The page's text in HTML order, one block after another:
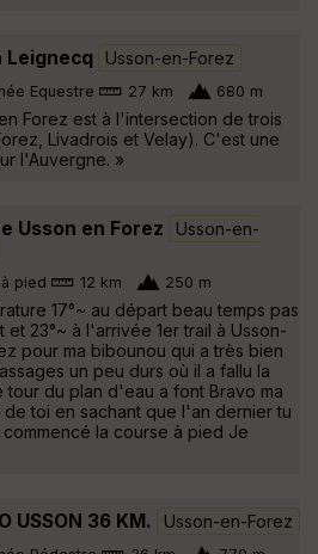
Leignecq Usson-en-Forez
Equestre 27 km 680 m
Forez est à l'intersection de trois
Livadrois et Velay). C'est une
l'Auvergne. »
Usson en Forez
Usson-en-
pied 12 km 250 m
17°~ au départ beau temps pas
et 23°~ à l'arrivée 1er trail à Usson-
pour ma bibounou qui a très bien
un peu durs où il a fallu la
du plan d'eau a font Bravo ma
toi en sachant que l'an dernier tu
la course à pied Je
USSON 36 KM. Usson-en-Forez